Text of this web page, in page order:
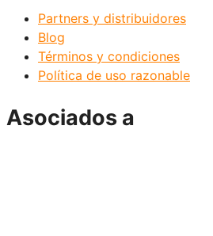
Partners y distribuidores
Blog
Términos y condiciones
Política de uso razonable
Asociados a